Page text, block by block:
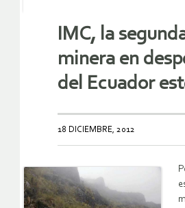
IMC, la
minera en
del Ecuador
18 DICIEMBRE, 2012